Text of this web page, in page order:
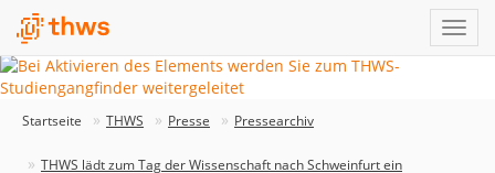
Startseite THWS Presse Pressearchiv
THWS lädt zum Tag der Wissenschaft nach Schweinfurt ein